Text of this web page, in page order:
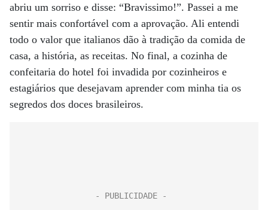
abriu um sorriso e disse: “Bravissimo!”. Passei a me
sentir mais confortável com a aprovação. Ali entendi
todo o valor que italianos dão à tradição da comida de
casa, a história, as receitas. No final, a cozinha de
confeitaria do hotel foi invadida por cozinheiros e
estagiários que desejavam aprender com minha tia os
segredos dos doces brasileiros.